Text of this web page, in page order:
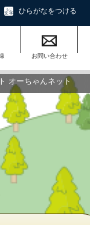
ひらがなをつける
お問い合わせ
オーちゃんネット